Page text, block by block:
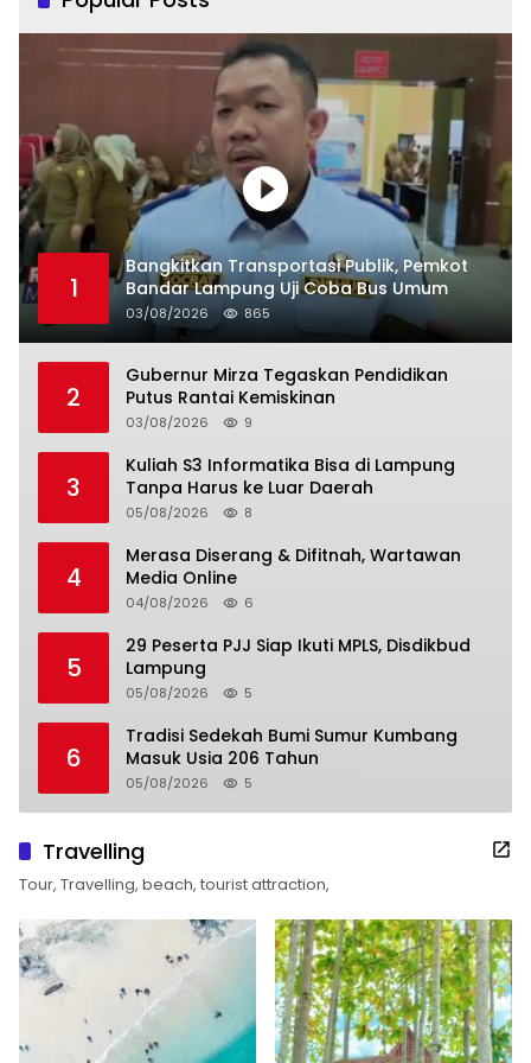
1
Bangkitkan Transportasi Publik, Pemkot
Bandar Lampung Uji Coba Bus Umum
03/08/2026 865
2
Gubernur Mirza Tegaskan Pendidikan
Putus Rantai Kemiskinan
03/08/2026 9
3
Kuliah S3 Informatika Bisa di Lampung
Tanpa Harus ke Luar Daerah
05/08/2026 8
4
Merasa Diserang & Difitnah, Wartawan
Media Online
04/08/2026 6
5
29 Peserta PJJ Siap Ikuti MPLS, Disdikbud
Lampung
05/08/2026 5
6
Tradisi Sedekah Bumi Sumur Kumbang
Masuk Usia 206 Tahun
05/08/2026 5
Travelling
Tour, Travelling, beach, tourist attraction,